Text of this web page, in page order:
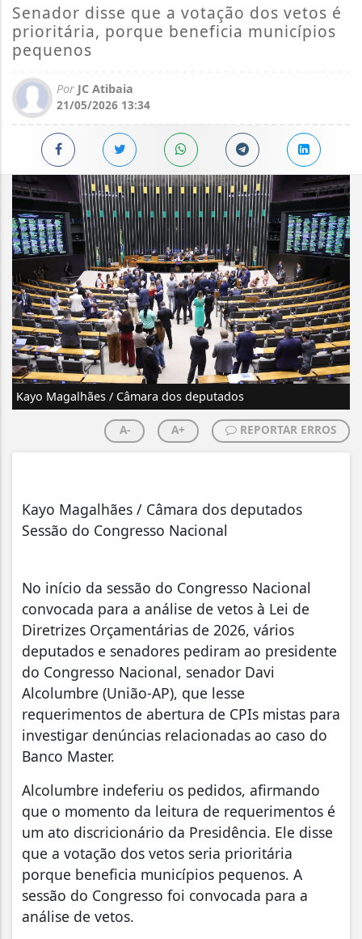
Senador disse que a votação dos vetos é
prioritária, porque beneficia municípios
pequenos
Por JC Atibaia
21/05/2026 13:34
Kayo Magalhães / Câmara dos deputados
A- A+ REPORTAR ERROS
Kayo Magalhães / Câmara dos deputados
Sessão do Congresso Nacional
No início da sessão do Congresso Nacional
convocada para a análise de vetos à Lei de
Diretrizes Orçamentárias de 2026, vários
deputados e senadores pediram ao presidente
do Congresso Nacional, senador Davi
Alcolumbre (União-AP), que lesse
requerimentos de abertura de CPIs mistas para
investigar denúncias relacionadas ao caso do
Banco Master.
Alcolumbre indeferiu os pedidos, afirmando
que o momento da leitura de requerimentos é
um ato discricionário da Presidência. Ele disse
que a votação dos vetos seria prioritária
porque beneficia municípios pequenos. A
sessão do Congresso foi convocada para a
análise de vetos.